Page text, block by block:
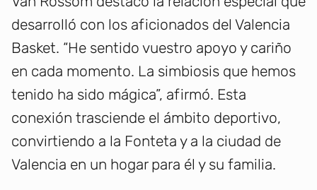
desarrolló con los aficionados del Valencia
Basket. “He sentido vuestro apoyo y cariño
en cada momento. La simbiosis que hemos
tenido ha sido mágica”, afirmó. Esta
conexión trasciende el ámbito deportivo,
convirtiendo a la Fonteta y a la ciudad de
Valencia en un hogar para él y su familia.